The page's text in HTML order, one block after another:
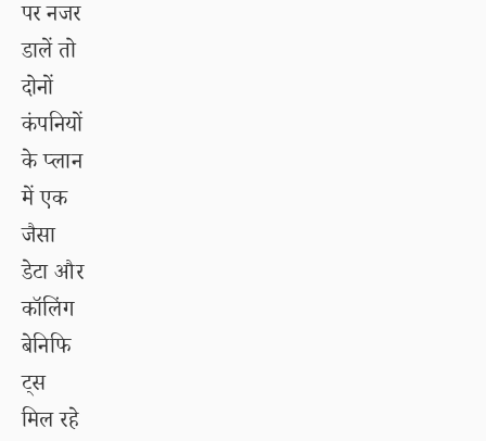
पर नजर
डालें तो
दोनों
कंपनियों
के प्लान
में एक
जैसा
डेटा और
कॉलिंग
बेनिफि
ट्स
मिल रहे